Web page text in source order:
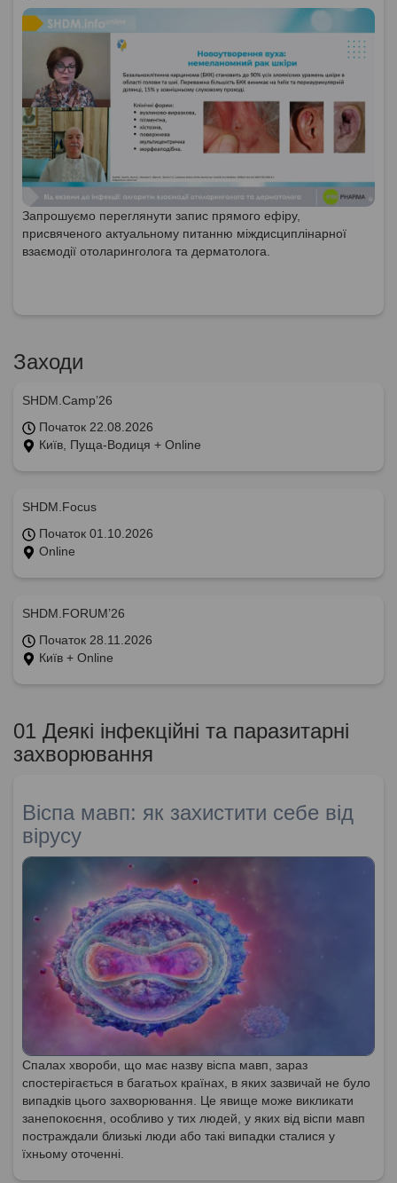
Запрошуємо переглянути запис прямого ефіру,
присвяченого актуальному питанню міждисциплінарної
взаємодії отоларинголога та дерматолога.
Заходи
SHDM.Camp’26
Початок 22.08.2026
Київ, Пуща-Водиця + Online
SHDM.Focus
Початок 01.10.2026
Online
SHDM.FORUM’26
Початок 28.11.2026
Київ + Online
01 Деякі інфекційні та паразитарні
захворювання
Віспа мавп: як захистити себе від
вірусу
Спалах хвороби, що має назву віспа мавп, зараз
спостерігається в багатьох країнах, в яких зазвичай не було
випадків цього захворювання. Це явище може викликати
занепокоєння, особливо у тих людей, у яких від віспи мавп
постраждали близькі люди або такі випадки сталися у
їхньому оточенні.